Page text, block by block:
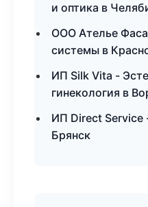
и оптика в
ООО Ателье
системы в
ИП Silk Vita -
гинекология в
ИП Direct
Брянск